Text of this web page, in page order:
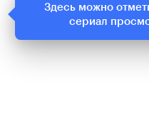
Здесь можно
сериал